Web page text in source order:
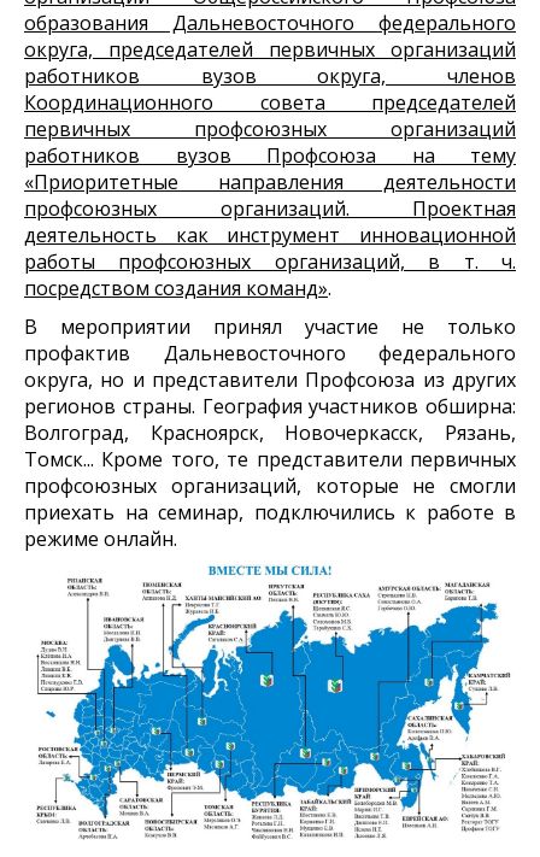
образования Дальневосточного федерального
округа, председателей первичных организаций
работников вузов округа, членов
Координационного совета председателей
первичных профсоюзных организаций
работников вузов Профсоюза на тему
«Приоритетные направления деятельности
профсоюзных организаций. Проектная
деятельность как инструмент инновационной
работы профсоюзных организаций, в т. ч.
посредством создания команд».
В мероприятии принял участие не только
профактив Дальневосточного федерального
округа, но и представители Профсоюза из других
регионов страны. География участников обширна:
Волгоград, Красноярск, Новочеркасск, Рязань,
Томск... Кроме того, те представители первичных
профсоюзных организаций, которые не смогли
приехать на семинар, подключились к работе в
режиме онлайн.